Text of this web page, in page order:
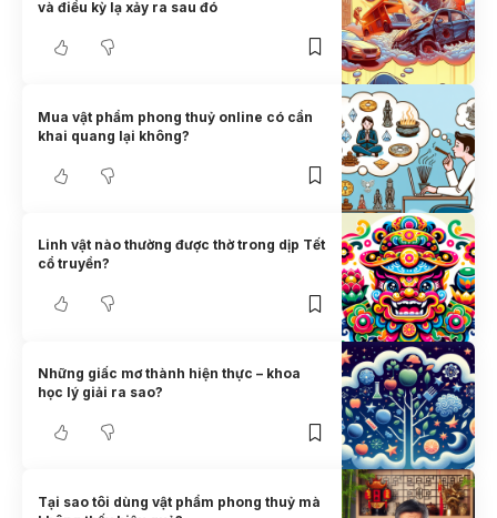
và điều kỳ lạ xảy ra sau đó
Mua vật phẩm phong thuỷ online có cần
khai quang lại không?
Linh vật nào thường được thờ trong dịp Tết
cổ truyền?
Những giấc mơ thành hiện thực – khoa
học lý giải ra sao?
Tại sao tôi dùng vật phẩm phong thuỷ mà